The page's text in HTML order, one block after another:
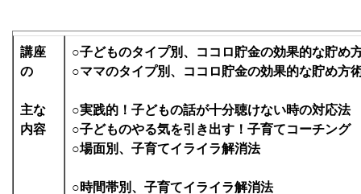
講座
の
主な
内容
○子どものタイプ別、ココロ貯金の効果的な貯め
○ママのタイプ別、ココロ貯金の効果的な貯め方
○実践的！子どもの話が十分聴けない時の対応法
○子どものやる気を引き出す！子育てコーチング
○場面別、子育てイライラ解消法
○時間帯別、子育てイライラ解消法